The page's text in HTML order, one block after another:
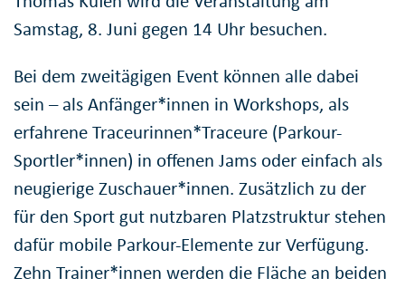
Samstag, 8. Juni gegen 14 Uhr besuchen.
Bei dem zweitägigen Event können alle dabei
sein – als Anfänger*innen in Workshops, als
erfahrene Traceurinnen*Traceure (Parkour-
Sportler*innen) in offenen Jams oder einfach als
neugierige Zuschauer*innen. Zusätzlich zu der
für den Sport gut nutzbaren Platzstruktur stehen
dafür mobile Parkour-Elemente zur Verfügung.
Zehn Trainer*innen werden die Fläche an beiden